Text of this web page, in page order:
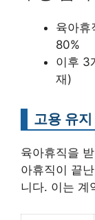
육아휴
80%
이후 3
재)
고용 유지
육아휴직을
아휴직이 끝
니다. 이는 계